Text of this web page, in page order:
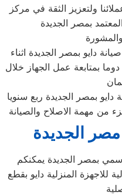
ولتعزيز الثقة في مركز
دايو بمصر الجديدة اثناء
بمتابعة عمل الجهاز خلال
دايو بمصر الجديدة ربع سنويا
من مهمة الاصلاح والصيانة
مصر الجديدة
بمصر الجديدة يمكنكم
للاجهزة المنزلية دايو بقطع